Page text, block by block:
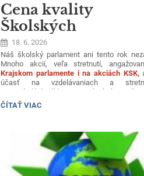
Cena kvality
Školských
parlamentov -
Strieborný stupeň
18. 6. 2026
Náš školský parlament ani tento rok
Mnoho akcií, veľa stretnutí,
Krajskom parlamente i na akciách KSK,
účasť na vzdelávaniach a
pre mladých lídrov. A tak bola naša
ocenená značkou kvality.
stupeň.Sme na seba hrdí. Veríme, že
CENA
PARLAMENTOV
STRIEBORNÝ
ČÍTAŤ VIAC